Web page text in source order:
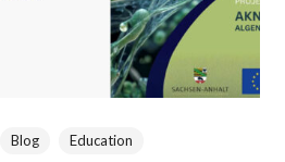
Blog Education